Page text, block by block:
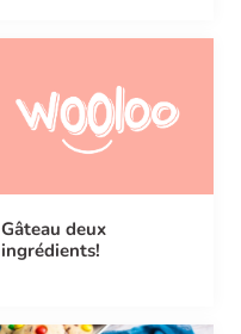
Gâteau deux
ingrédients!